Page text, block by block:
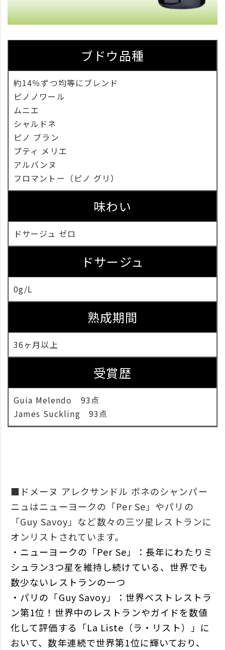
ブドウ品種
約14％ずつ均等にブレンド
ピノノワール
ムニエ
シャルドネ
ピノ ブラン
プティ メリエ
アルバンヌ
フロマントー（ピノ グリ）
味わい
ドサージュ ゼロ
ドサージュ
0g/L
熟成期間
36ヶ月以上
受賞歴
Guia Melendo 93点
James Suckling 93点
■ドメーヌ アレクサンドル ボネのシャンパー
ニュはニューヨークの「Per Se」やパリの
「Guy Savoy」など数々の三ツ星レストランに
オンリストされています。
・ニューヨークの「Per Se」：長年にわたりミ
シュラン3つ星を維持し続けている、世界でも
数少ないレストランの一つ
・パリの「Guy Savoy」：世界ベストレストラ
ン第1位！世界中のレストランやガイドを数値
化して評価する「La Liste（ラ・リスト）」に
おいて、数年連続で世界第1位に輝いており、